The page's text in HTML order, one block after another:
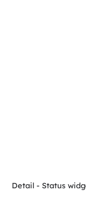
Detail - Status